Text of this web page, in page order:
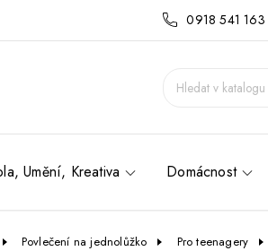
0918 541 163
Umění, Kreativa Domácnost
Povlečení na jednolůžko Pro teenagery